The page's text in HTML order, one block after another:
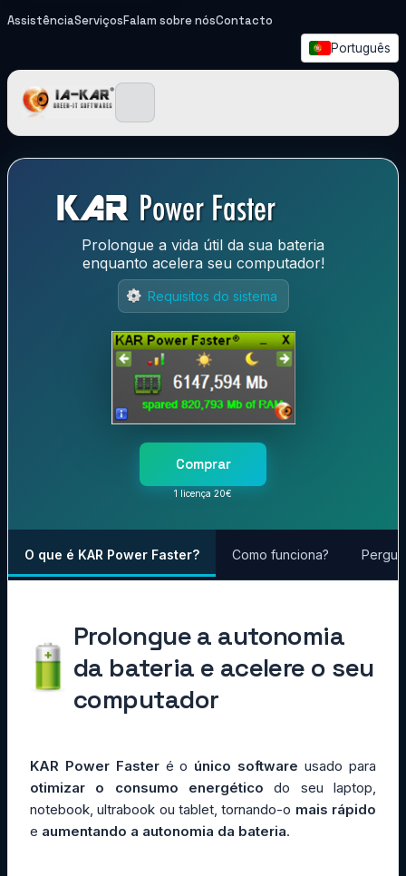
AssistênciaServiçosFalam sobre nósContacto
Português
IA-KAR - Green IT
Prolongue a vida útil da sua bateria
enquanto acelera seu computador!
Requisitos do sistema
Comprar
1 licença 20€
O que é KAR Power Faster? Como funciona?
Prolongue a autonomia
da bateria e acelere o seu
computador
KAR Power Fasteré o único software usado para
otimizar o consumo energético do seu laptop,
notebook, ultrabook ou tablet, tornando-o mais rápido
e aumentando a autonomia da bateria.